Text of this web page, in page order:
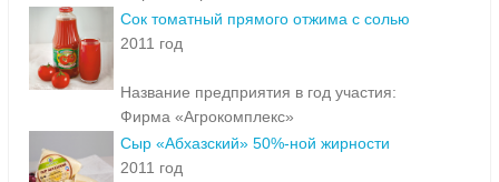
Сок томатный прямого отжима с солью
2011 год
Название предприятия в год участия:
Фирма «Агрокомплекс»
Сыр «Абхазский» 50%-ной жирности
2011 год